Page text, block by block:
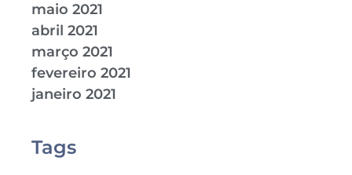
maio 2021
abril 2021
março 2021
fevereiro 2021
janeiro 2021
Tags